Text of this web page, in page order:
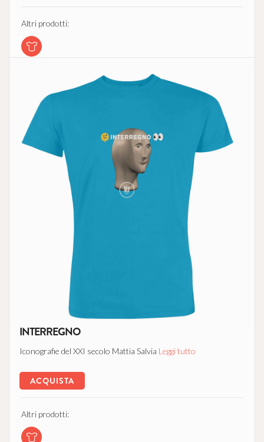
Altri prodotti:
INTERREGNO
Iconografie del XXI secolo Mattia Salvia Leggi tutto
ACQUISTA
Altri prodotti: